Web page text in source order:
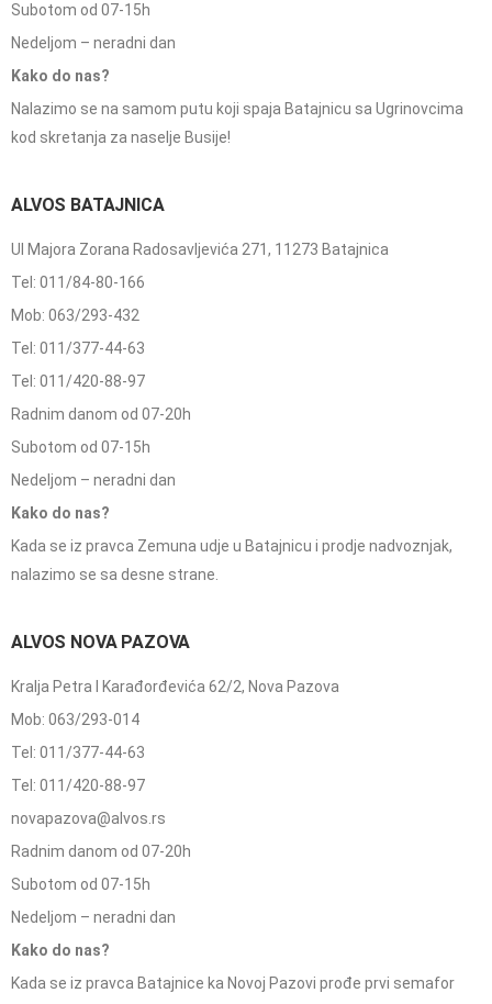
Subotom od 07-15h
Nedeljom – neradni dan
Kako do nas?
Nalazimo se na samom putu koji spaja Batajnicu sa Ugrinovcima
kod skretanja za naselje Busije!
ALVOS BATAJNICA
Ul Majora Zorana Radosavljevića 271, 11273 Batajnica
Tel: 011/84-80-166
Mob: 063/293-432
Tel: 011/377-44-63
Tel: 011/420-88-97
Radnim danom od 07-20h
Subotom od 07-15h
Nedeljom – neradni dan
Kako do nas?
Kada se iz pravca Zemuna udje u Batajnicu i prodje nadvoznjak,
nalazimo se sa desne strane.
ALVOS NOVA PAZOVA
Kralja Petra I Karađorđevića 62/2, Nova Pazova
Mob: 063/293-014
Tel: 011/377-44-63
Tel: 011/420-88-97
novapazova@alvos.rs
Radnim danom od 07-20h
Subotom od 07-15h
Nedeljom – neradni dan
Kako do nas?
Kada se iz pravca Batajnice ka Novoj Pazovi prođe prvi semafor